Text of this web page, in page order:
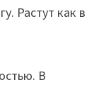
Растут как в
В